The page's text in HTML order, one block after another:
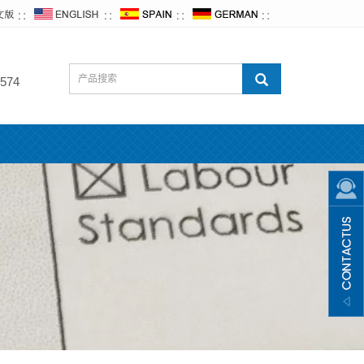
∷ ∷ ∷ ∷